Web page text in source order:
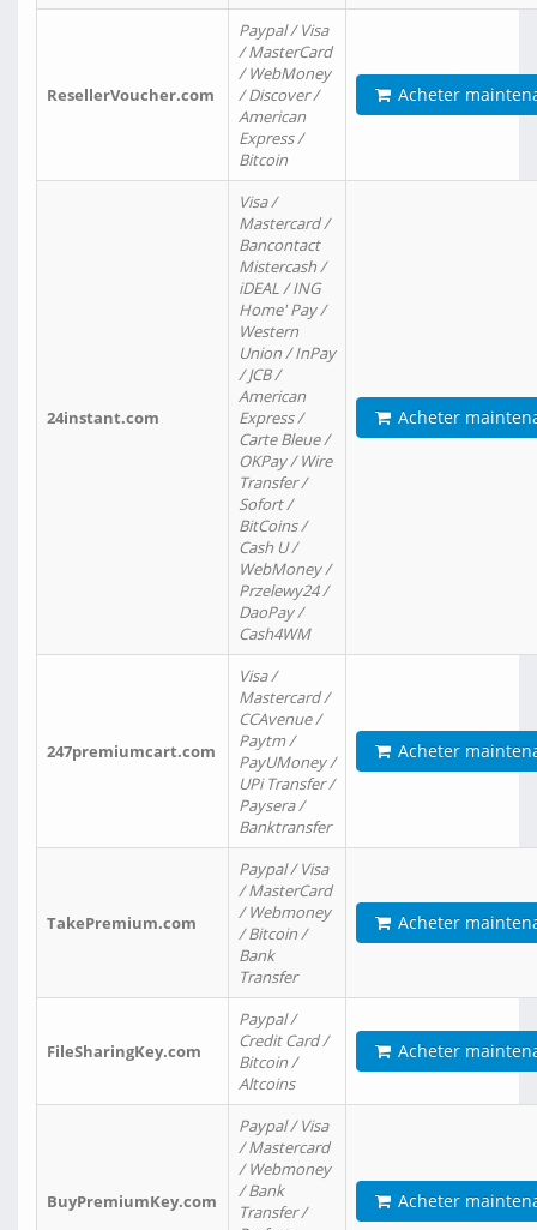
ResellerVoucher.com
Paypal / Visa
/ MasterCard
/ WebMoney
/ Discover /
American
Express /
Bitcoin
Acheter
24instant.com
Visa /
Mastercard /
Bancontact
Mistercash /
iDEAL / ING
Home' Pay /
Western
Union / InPay
/ JCB /
American
Express /
Carte Bleue /
OKPay / Wire
Transfer /
Sofort /
BitCoins /
Cash U /
WebMoney /
Przelewy24 /
DaoPay /
Cash4WM
Acheter
247premiumcart.com
Visa /
Mastercard /
CCAvenue /
Paytm /
PayUMoney /
UPi Transfer /
Paysera /
Banktransfer
Acheter
TakePremium.com
Paypal / Visa
/ MasterCard
/ Webmoney
/ Bitcoin /
Bank
Transfer
Acheter
FileSharingKey.com
Paypal /
Credit Card /
Bitcoin /
Altcoins
Acheter
BuyPremiumKey.com
Paypal / Visa
/ Mastercard
/ Webmoney
/ Bank
Transfer /
Acheter